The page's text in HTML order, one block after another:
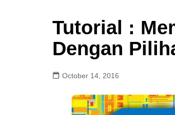
Tutorial :
Dengan
October 14, 2016